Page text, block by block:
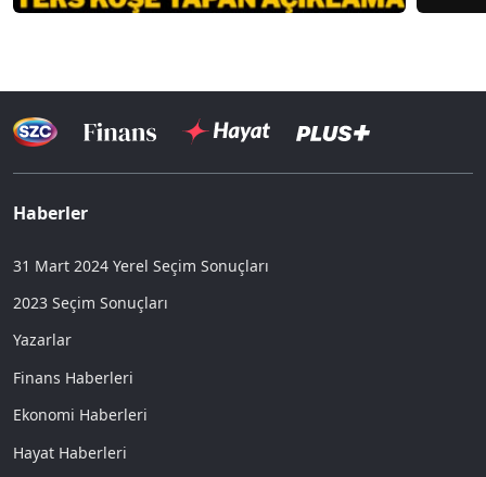
Haberler
31 Mart 2024 Yerel Seçim Sonuçları
2023 Seçim Sonuçları
Yazarlar
Finans Haberleri
Ekonomi Haberleri
Hayat Haberleri